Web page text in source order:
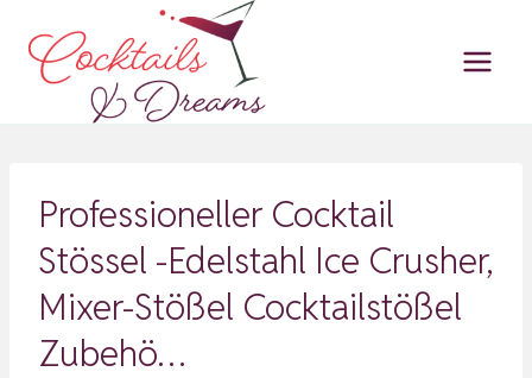
Inhalt
springen
Professioneller Cocktail
Stössel -Edelstahl Ice Crusher,
Mixer-Stößel Cocktailstößel
Zubehö…